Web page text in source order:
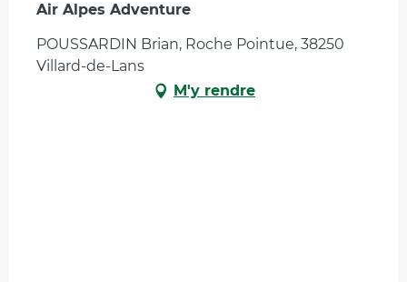
Air Alpes Adventure
POUSSARDIN Brian, Roche Pointue, 38250
Villard-de-Lans
M'y rendre